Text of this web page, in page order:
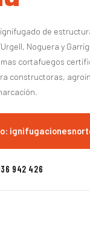
de
Noguera y
cortafuegos
constructoras,
942 426